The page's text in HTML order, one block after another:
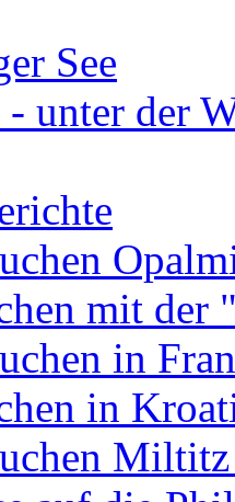
See
unter der
mit
in
in